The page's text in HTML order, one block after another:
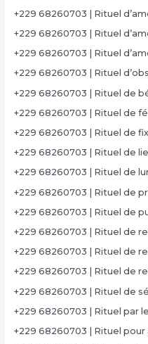
+229 68260703 | Rituel
+229 68260703 | Rituel
+229 68260703 | Rituel
+229 68260703 | Rituel
+229 68260703 | Rituel de
+229 68260703 | Rituel de
+229 68260703 | Rituel de
+229 68260703 | Rituel de
+229 68260703 | Rituel de
+229 68260703 | Rituel de
+229 68260703 | Rituel de
+229 68260703 | Rituel de
+229 68260703 | Rituel de
+229 68260703 | Rituel de
+229 68260703 | Rituel de
+229 68260703 | Rituel par
+229 68260703 | Rituel pour